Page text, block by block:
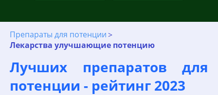
Препараты для потенции
Лекарства улучшающие потенцию
Лучших препаратов для
потенции - рейтинг 2023